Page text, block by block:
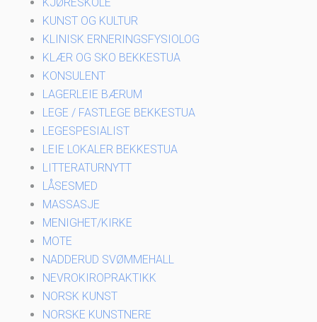
KUNST OG KULTUR
KLINISK ERNERINGSFYSIOLOG
KLÆR OG SKO BEKKESTUA
KONSULENT
LAGERLEIE BÆRUM
LEGE / FASTLEGE BEKKESTUA
LEGESPESIALIST
LEIE LOKALER BEKKESTUA
LITTERATURNYTT
LÅSESMED
MASSASJE
MENIGHET/KIRKE
MOTE
NADDERUD SVØMMEHALL
NEVROKIROPRAKTIKK
NORSK KUNST
NORSKE KUNSTNERE